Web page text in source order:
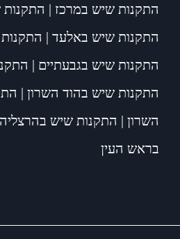
התקנות שיש במרכז |
התקנות שיש באלעד |
התקנות שיש בגבעתיים |
התקנות שיש בהוד השרון |
השרון | התקנות שיש בהרצליה
בראש העין